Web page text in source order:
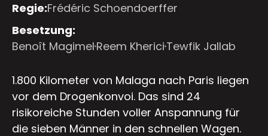
Regie:Frédéric Schoendoerffer
Besetzung:
Benoît Magimel Reem Kherici Tewfik Jallab
1.800 Kilometer von Malaga nach Paris liegen
vor dem Drogenkonvoi. Das sind 24
risikoreiche Stunden voller Anspannung für
die sieben Männer in den schnellen Wagen.